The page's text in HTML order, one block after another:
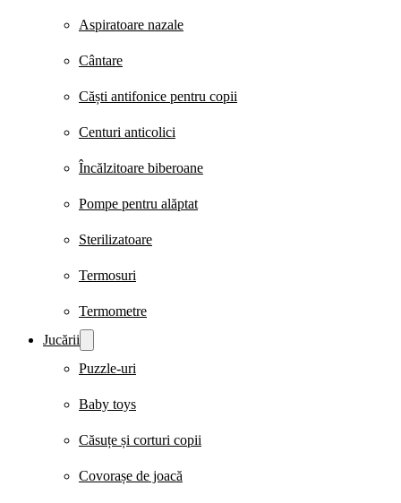
Aspiratoare nazale
Cântare
Căști antifonice pentru copii
Centuri anticolici
Încălzitoare biberoane
Pompe pentru alăptat
Sterilizatoare
Termosuri
Termometre
Jucării
Puzzle-uri
Baby toys
Căsuțe și corturi copii
Covorașe de joacă